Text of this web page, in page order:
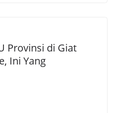
Provinsi di Giat
Ini Yang